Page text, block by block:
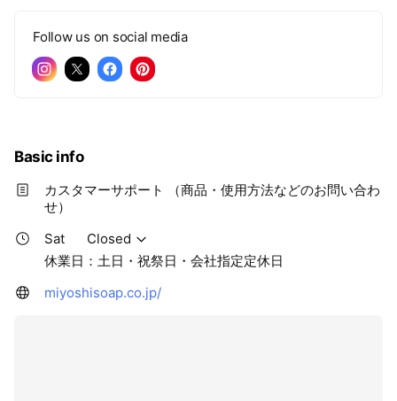
Follow us on social media
Basic info
カスタマーサポート （商品・使用方法などのお問い合わ
せ）
Sat
Closed
休業日：土日・祝祭日・会社指定定休日
miyoshisoap.co.jp/